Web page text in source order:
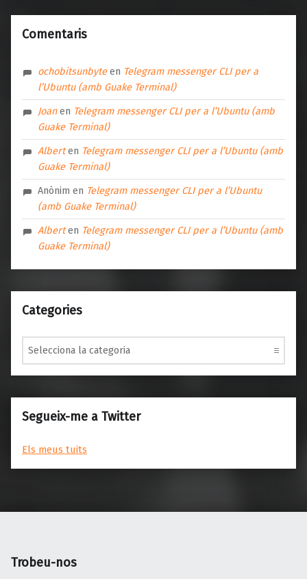
Comentaris
ochobitsunbyteen Telegram messenger CLI per a
l’Ubuntu (amb Guake Terminal)
Joanen Telegram messenger CLI per a l’Ubuntu (amb
Guake Terminal)
Alberten Telegram messenger CLI per a l’Ubuntu (amb
Guake Terminal)
Anònim en Telegram messenger CLI per a l’Ubuntu
(amb Guake Terminal)
Alberten Telegram messenger CLI per a l’Ubuntu (amb
Guake Terminal)
Categories
Categories
Segueix-me a Twitter
Els meus tuits
Trobeu-nos